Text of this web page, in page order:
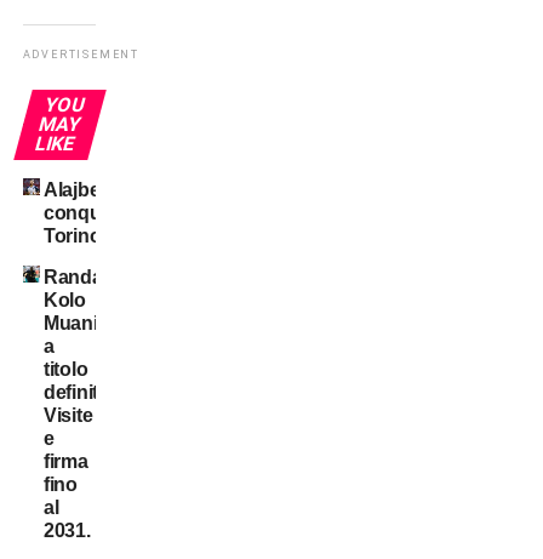
ADVERTISEMENT
YOU
MAY
LIKE
Alajbegovic
conquista
Torino
Randal
Kolo
Muani:
a
titolo
definitivo!
Visite
e
firma
fino
al
2031.